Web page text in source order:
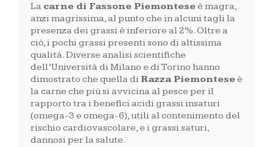
La carne di Fassone Piemonteseè magra,
anzi magrissima, al punto che in alcuni tagli la
presenza dei grassi è inferiore al 2%. Oltre a
ciò, i pochi grassi presenti sono di altissima
qualità. Diverse analisi scientifiche
dell’Università di Milano e di Torino hanno
dimostrato che quella di Razza Piemonteseè
la carne che più si avvicina al pesce per il
rapporto tra i benefici acidi grassi insaturi
(omega-3 e omega-6), utili al contenimento del
rischio cardiovascolare, e i grassi saturi,
dannosi per la salute.